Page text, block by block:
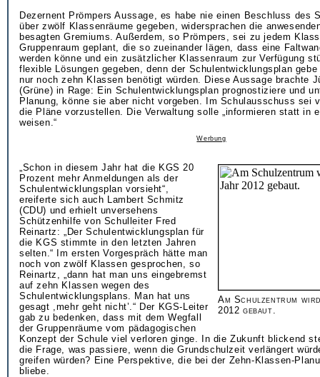
Dezernent Prömpers Aussage, es habe nie einen Beschluss des
über zwölf Klassenräume gegeben, widersprachen die
besagten Gremiums. Außerdem, so Prömpers, sei zu jedem
Gruppenraum geplant, die so zueinander lägen, dass eine
werden könne und ein zusätzlicher Klassenraum zur Verfügung
flexible Lösungen gegeben, denn der Schulentwicklungsplan
nur noch zehn Klassen benötigt würden. Diese Aussage brachte
(Grüne) in Rage: Ein Schulentwicklungsplan prognostiziere und
Planung, könne sie aber nicht vorgeben. Im Schulausschuss sei
die Pläne vorzustellen. Die Verwaltung solle „informieren statt in
weisen.“
Werbung
Am Schulzentrum
2012 gebaut.
„Schon in diesem Jahr hat die KGS 20
Prozent mehr Anmeldungen als der
Schulentwicklungsplan vorsieht“,
ereiferte sich auch Lambert Schmitz
(CDU) und erhielt unversehens
Schützenhilfe von Schulleiter Fred
Reinartz: „Der Schulentwicklungsplan für
die KGS stimmte in den letzten Jahren
selten.“ Im ersten Vorgespräch hätte man
noch von zwölf Klassen gesprochen, so
Reinartz, „dann hat man uns eingebremst
auf zehn Klassen wegen des
Schulentwicklungsplans. Man hat uns
gesagt ,mehr geht nicht’.“ Der KGS-Leiter
gab zu bedenken, dass mit dem Wegfall
der Gruppenräume vom pädagogischen
Konzept der Schule viel verloren ginge. In die Zukunft blickend
die Frage, was passiere, wenn die Grundschulzeit verlängert
greifen würden? Eine Perspektive, die bei der Zehn-Klassen-
bliebe.